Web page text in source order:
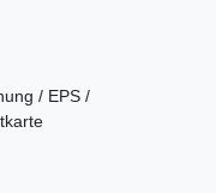
/ EPS /